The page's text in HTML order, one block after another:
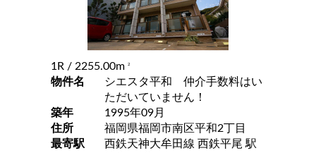
1R / 2255.00m 2
物件名
シエスタ平和 仲介手数料はい
ただいていません！
築年
1995年09月
住所
福岡県福岡市南区平和2丁目
最寄駅
西鉄天神大牟田線 西鉄平尾 駅